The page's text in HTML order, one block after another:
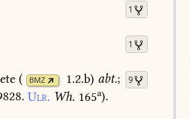
1
1
9
( BMZ 1.2.b) abt.;
Ulr. Wh. 165a).